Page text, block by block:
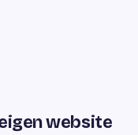
website